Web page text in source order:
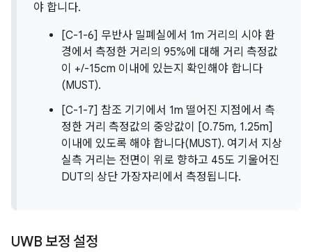
야 합니다.
[C-1-6] 무반사 밀폐실에서 1m 거리의 시야 환
경에서 측정한 거리의 95%에 대해 거리 측정값
이 +/-15cm 이내에 있는지 확인해야 합니다
(MUST).
[C-1-7] 참조 기기에서 1m 떨어진 지점에서 측
정한 거리 측정값의 중앙값이 [0.75m, 1.25m]
이내에 있도록 해야 합니다(MUST). 여기서 지상
실측 거리는 전면이 위로 향하고 45도 기울어진
DUT의 상단 가장자리에서 측정됩니다.
UWB 보정 설정